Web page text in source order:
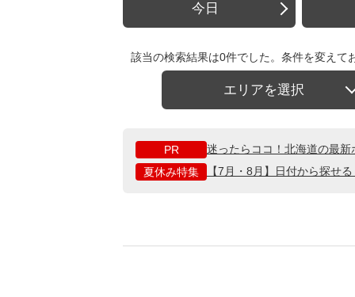
今日
該当の検索結果は0件でした。条件を変えて
エリアを選択
PR
迷ったらココ！北海道の最
夏休み特集
【7月・8月】日付から探せ